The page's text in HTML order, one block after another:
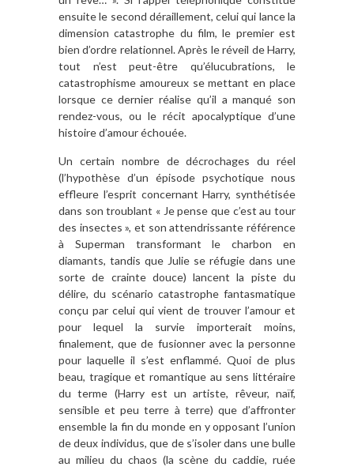
ensuite le second déraillement, celui qui lance la
dimension catastrophe du film, le premier est
bien d’ordre relationnel. Après le réveil de Harry,
tout n’est peut-être qu’élucubrations, le
catastrophisme amoureux se mettant en place
lorsque ce dernier réalise qu’il a manqué son
rendez-vous, ou le récit apocalyptique d’une
histoire d’amour échouée.
Un certain nombre de décrochages du réel
(l’hypothèse d’un épisode psychotique nous
effleure l’esprit concernant Harry, synthétisée
dans son troublant « Je pense que c’est au tour
des insectes », et son attendrissante référence
à Superman transformant le charbon en
diamants, tandis que Julie se réfugie dans une
sorte de crainte douce) lancent la piste du
délire, du scénario catastrophe fantasmatique
conçu par celui qui vient de trouver l’amour et
pour lequel la survie importerait moins,
finalement, que de fusionner avec la personne
pour laquelle il s’est enflammé. Quoi de plus
beau, tragique et romantique au sens littéraire
du terme (Harry est un artiste, rêveur, naïf,
sensible et peu terre à terre) que d’affronter
ensemble la fin du monde en y opposant l’union
de deux individus, que de s’isoler dans une bulle
au milieu du chaos (la scène du caddie, ruée